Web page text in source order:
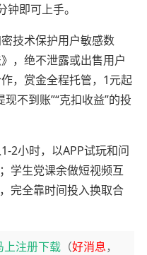
即可上手。
技术保护用户敏感数
，绝不泄露或出售用户
，赏金全程托管，1元起
不到账”“克扣收益”的投
2小时，以APP试玩和问
学生党课余做短视频互
完全靠时间投入换取合
上注册下载（好消息，